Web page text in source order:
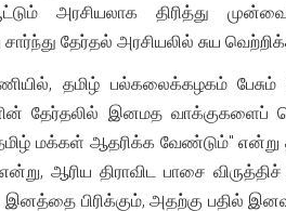
அரசியலாக திரித்து
தேர்தல் அரசியலில் சுய
தமிழ் பல்கலைக்கழகம் பேசும்
தேர்தலில் இனமத
மக்கள் ஆதரிக்க வேண்டும்"
ஆரிய திராவிட பாசை
பிரிக்கும், அதற்கு பதில்